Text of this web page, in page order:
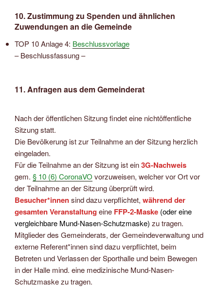
10. Zustimmung zu Spenden und ähnlichen
Zuwendungen an die Gemeinde
TOP 10 Anlage 4: Beschlussvorlage
– Beschlussfassung –
11. Anfragen aus dem Gemeinderat
Nach der öffentlichen Sitzung findet eine nichtöffentliche
Sitzung statt.
Die Bevölkerung ist zur Teilnahme an der Sitzung herzlich
eingeladen.
Für die Teilnahme an der Sitzung ist ein3G-Nachweis
gem. § 10 (6) CoronaVO vorzuweisen, welcher vor Ort vor
der Teilnahme an der Sitzung überprüft wird.
Besucher*innensind dazu verpflichtet, während der
gesamten Veranstaltung eine FFP-2-Maske (oder eine
vergleichbare Mund-Nasen-Schutzmaske) zu tragen.
Mitglieder des Gemeinderats, der Gemeindeverwaltung und
externe Referent*innen sind dazu verpflichtet, beim
Betreten und Verlassen der Sporthalle und beim Bewegen
in der Halle mind. eine medizinische Mund-Nasen-
Schutzmaske zu tragen.